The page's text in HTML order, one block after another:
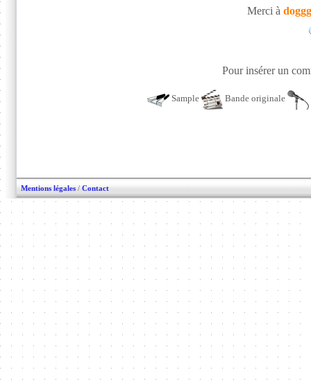
Merci à
Pour insérer un
Sample Bande originale
Mentions légales / Contact